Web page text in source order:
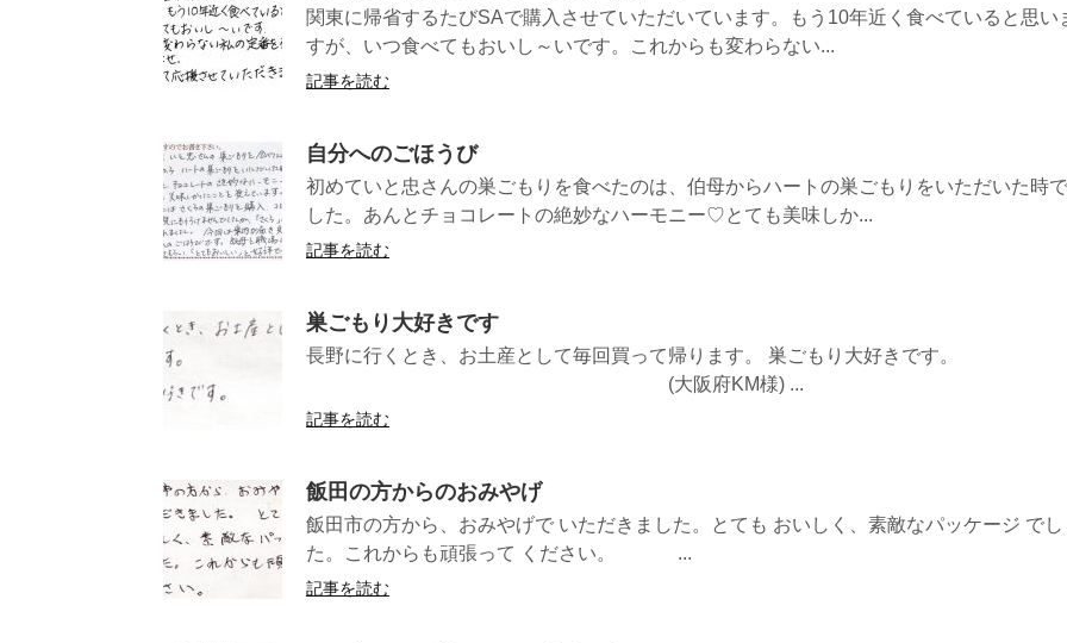
関東に帰省するたびSAで購入させていただいています。もう10年近く食べていると思い
すが、いつ食べてもおいし～いです。これからも変わらない...
記事を読む
自分へのごほうび
初めていと忠さんの巣ごもりを食べたのは、伯母からハートの巣ごもりをいただいた時で
した。あんとチョコレートの絶妙なハーモニー♡とても美味しか...
記事を読む
巣ごもり大好きです
長野に行くとき、お土産として毎回買って帰ります。 巣ごもり大好きです。
(大阪府KM様) ...
記事を読む
飯田の方からのおみやげ
飯田市の方から、おみやげで いただきました。とても おいしく、素敵なパッケージ でし
た。これからも頑張って ください。 ...
記事を読む